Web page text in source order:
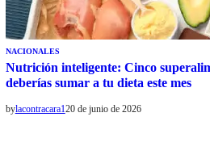
NACIONALES
Nutrición inteligente: Cinco
deberías sumar a tu dieta este mes
bylacontracara120 de junio de 2026